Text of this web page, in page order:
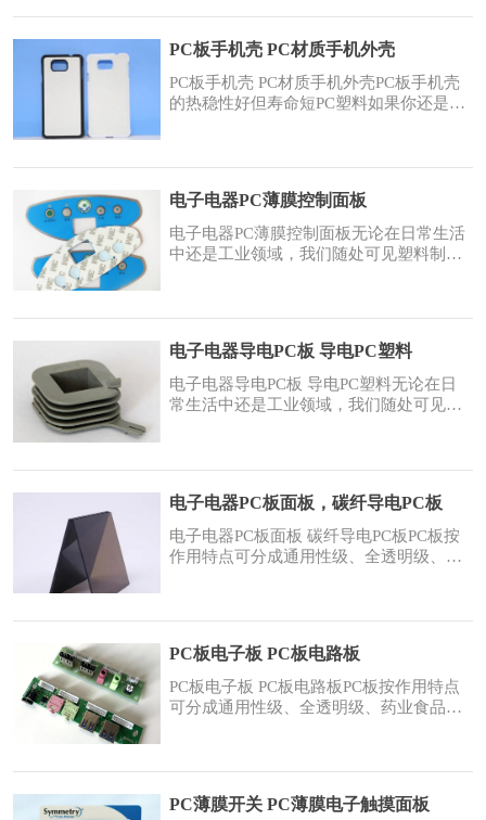
是PC塑料，这种材质在玩具、模型界被广
基稀料就能够充当“胶水”来粘合，但就是
这种常用的材质，也是有硬伤的。PC塑料
原颗粒PC再生
PC板手机壳 PC材质手机外壳
PC板手机壳 PC材质手机外壳PC板手机壳
的热稳性好但寿命短PC塑料如果你还是觉
等，都是PC塑料，这种材质在玩具、模型
强，用硝基稀料就能够充当“胶水”来粘
合，但就是这种常用的材质，也是有硬伤
的。PC材质手机壳
电子电器PC薄膜控制面板
电子电器PC薄膜控制面板无论在日常生活
中还是工业领域，我们随处可见塑料制
金属材质是可以导电的，但它的缺点是重
研究塑料能否导电是想要减轻导电材质重
量过重这一问题，现在的导电塑料已经非
常成熟，因为塑料
电子电器导电PC板 导电PC塑料
电子电器导电PC板 导电PC塑料无论在日
常生活中还是工业领域，我们随处可见塑
道金属材质是可以导电的，但它的缺点是
们研究塑料能否导电是想要减轻导电材质
重量过重这一问题，现在的导电塑料已经
非常成熟，因为
电子电器PC板面板，碳纤导电PC板
电子电器PC板面板 碳纤导电PC板PC板按
作用特点可分成通用性级、全透明级、药
无机化合物添充、磁屏蔽材料、防静电
脂溶体指数值或混配改性材料防腐剂成份
不一样，细分化为大量的实际型号。下面
介绍一下PC板在电子
PC板电子板 PC板电路板
PC板电子板 PC板电路板PC板按作用特点
可分成通用性级、全透明级、药业食品级
添充、磁屏蔽材料、防静电等，及其复合
或混配改性材料防腐剂成份不一样，细分
PC薄膜开关 PC薄膜电子触摸面板